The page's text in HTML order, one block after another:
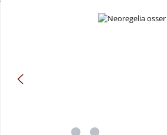
Bildergalerie überspringen